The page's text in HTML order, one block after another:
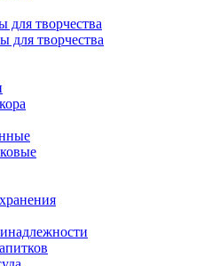
для творчества
для творчества